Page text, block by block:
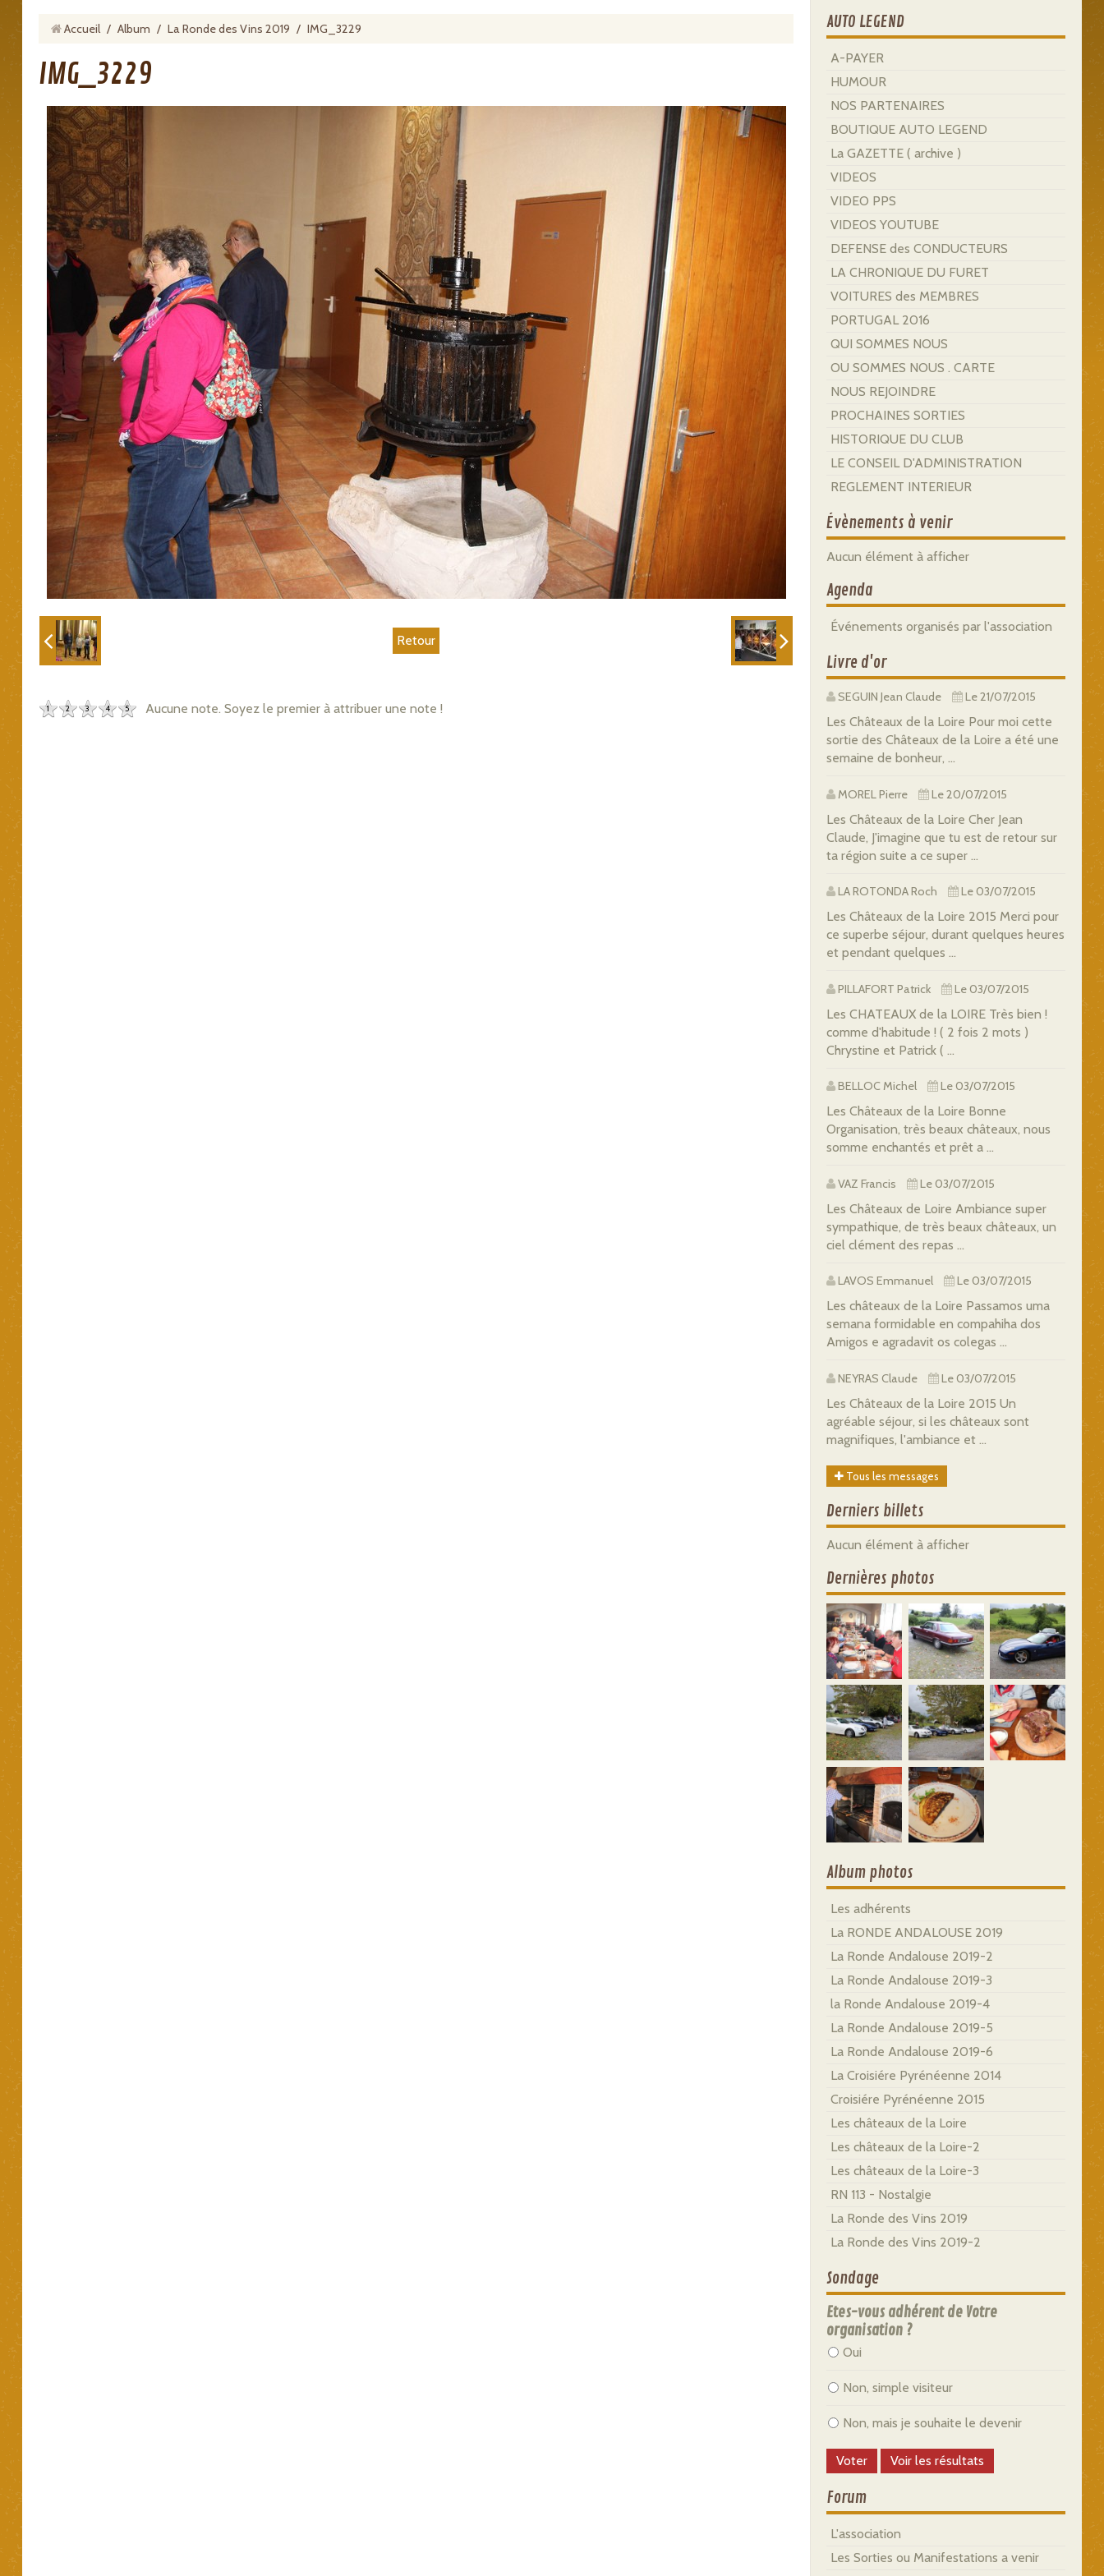
Accueil / Album / La Ronde des Vins 2019 / IMG_3229
IMG_3229
Retour
1 2 3 4 5 Aucune note. Soyez le premier à attribuer une note !
AUTO LEGEND
A-PAYER
HUMOUR
NOS PARTENAIRES
BOUTIQUE AUTO LEGEND
La GAZETTE ( archive )
VIDEOS
VIDEO PPS
VIDEOS YOUTUBE
DEFENSE des CONDUCTEURS
LA CHRONIQUE DU FURET
VOITURES des MEMBRES
PORTUGAL 2016
QUI SOMMES NOUS
OU SOMMES NOUS . CARTE
NOUS REJOINDRE
PROCHAINES SORTIES
HISTORIQUE DU CLUB
LE CONSEIL D'ADMINISTRATION
REGLEMENT INTERIEUR
Évènements à venir
Aucun élément à afficher
Agenda
Événements organisés par l'association
Livre d'or
SEGUIN Jean Claude Le 21/07/2015
Les Châteaux de la Loire Pour moi cette
sortie des Châteaux de la Loire a été une
semaine de bonheur, ...
MOREL Pierre Le 20/07/2015
Les Châteaux de la Loire Cher Jean
Claude, J'imagine que tu est de retour sur
ta région suite a ce super ...
LA ROTONDA Roch Le 03/07/2015
Les Châteaux de la Loire 2015 Merci pour
ce superbe séjour, durant quelques heures
et pendant quelques ...
PILLAFORT Patrick Le 03/07/2015
Les CHATEAUX de la LOIRE Très bien !
comme d'habitude ! ( 2 fois 2 mots )
Chrystine et Patrick ( ...
BELLOC Michel Le 03/07/2015
Les Châteaux de la Loire Bonne
Organisation, très beaux châteaux, nous
somme enchantés et prêt a ...
VAZ Francis Le 03/07/2015
Les Châteaux de Loire Ambiance super
sympathique, de très beaux châteaux, un
ciel clément des repas ...
LAVOS Emmanuel Le 03/07/2015
Les châteaux de la Loire Passamos uma
semana formidable en compahiha dos
Amigos e agradavit os colegas ...
NEYRAS Claude Le 03/07/2015
Les Châteaux de la Loire 2015 Un
agréable séjour, si les châteaux sont
magnifiques, l'ambiance et ...
Tous les messages
Derniers billets
Aucun élément à afficher
Dernières photos
Album photos
Les adhérents
La RONDE ANDALOUSE 2019
La Ronde Andalouse 2019-2
La Ronde Andalouse 2019-3
la Ronde Andalouse 2019-4
La Ronde Andalouse 2019-5
La Ronde Andalouse 2019-6
La Croisiére Pyrénéenne 2014
Croisiére Pyrénéenne 2015
Les châteaux de la Loire
Les châteaux de la Loire-2
Les châteaux de la Loire-3
RN 113 - Nostalgie
La Ronde des Vins 2019
La Ronde des Vins 2019-2
Sondage
Etes-vous adhérent de Votre
organisation ?
Oui
Non, simple visiteur
Non, mais je souhaite le devenir
Forum
L'association
Les Sorties ou Manifestations a venir